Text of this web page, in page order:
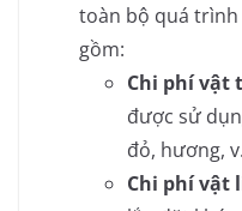
toàn bộ quá
gồm:
Chi phí vật
được sử
đỏ, hương,
Chi phí vật